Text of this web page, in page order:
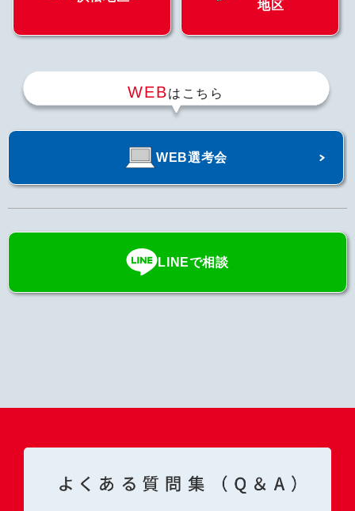
地区
WEBはこちら
WEB選考会
LINEで相談